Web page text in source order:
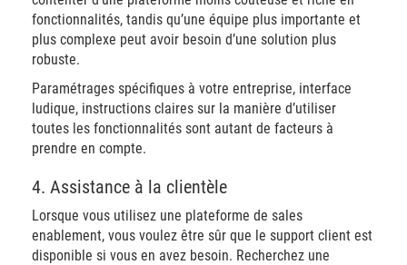
fonctionnalités, tandis qu’une équipe plus importante et
plus complexe peut avoir besoin d’une solution plus
robuste.
Paramétrages spécifiques à votre entreprise, interface
ludique, instructions claires sur la manière d’utiliser
toutes les fonctionnalités sont autant de facteurs à
prendre en compte.
4. Assistance à la clientèle
Lorsque vous utilisez une plateforme de sales
enablement, vous voulez être sûr que le support client est
disponible si vous en avez besoin. Recherchez une